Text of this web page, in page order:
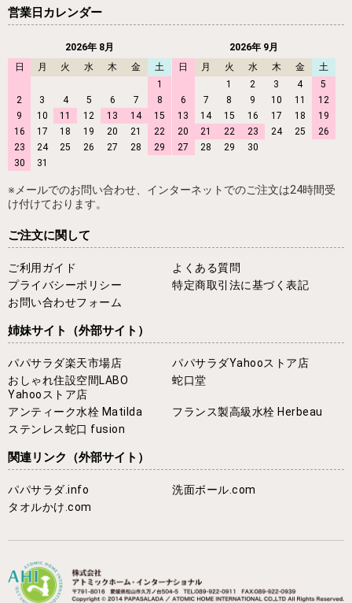
営業日カレンダー
2026年 8月
日
月 火 水 木 金
土
1
2
3 4 5 6 7
8
9
10 11 12 13 14
15
16
17 18 19 20 21
22
23
24 25 26 27 28
29
30
31
2026年 9月
日
月 火 水 木 金
土
1
2 3 4
5
6
7 8 9 10 11
12
13
14 15 16 17 18
19
20
21 22 23 24 25
26
27
28 29 30
※メールでのお問い合わせ、インターネットでのご注文は24時間受
け付けております。
ご注文に関して
ご利用ガイド
よくある質問
プライバシーポリシー
特定商取引法に基づく表記
お問い合わせフォーム
姉妹サイト （外部サイト）
パパサラダ楽天市場店
パパサラダYahooストア店
おしゃれ住設空間LABO
Yahooストア店
蛇口堂
アンティーク水栓 Matilda
フランス製高級水栓 Herbeau
ステンレス蛇口 fusion
関連リンク （外部サイト）
パパサラダ.info
洗面ボール.com
タオルかけ.com